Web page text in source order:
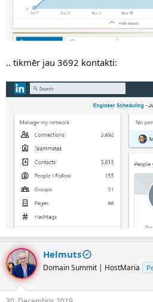
.. tikmēr jau 3692 kontakti:
Helmuts
Domain Summit | HostMaria